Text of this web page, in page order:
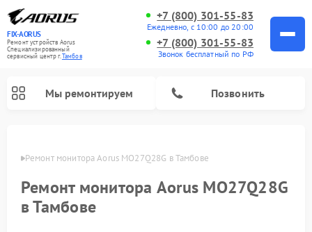
FIX-AORUS
Ремонт устройств Aorus
Специализированный
cервисный центр г.Тамбов
+7 (800) 301-55-83
Ежедневно, с 10:00 до 20:00
+7 (800) 301-55-83
Звонок бесплатный по РФ
Мы ремонтируем Позвонить
Ремонт монитора Aorus MO27Q28G в Тамбове
Ремонт монитора Aorus MO27Q28G
в Тамбове